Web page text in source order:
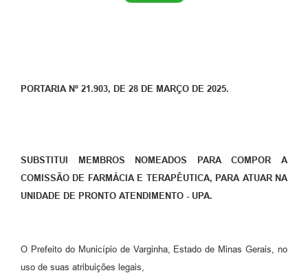
PORTARIA Nº 21.903, DE 28 DE MARÇO DE 2025.
SUBSTITUI MEMBROS NOMEADOS PARA COMPOR A
COMISSÃO DE FARMÁCIA E TERAPÊUTICA, PARA ATUAR NA
UNIDADE DE PRONTO ATENDIMENTO - UPA.
O Prefeito do Município de Varginha, Estado de Minas Gerais, no
uso de suas atribuições legais,